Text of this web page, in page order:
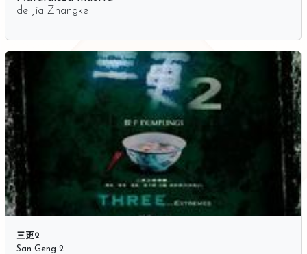
de
Jia Zhangke
三更2
San Geng 2